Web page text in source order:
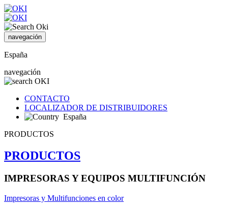
navegación
España
navegación
CONTACTO
LOCALIZADOR DE DISTRIBUIDORES
España
PRODUCTOS
PRODUCTOS
IMPRESORAS Y EQUIPOS MULTIFUNCIÓN
Impresoras y Multifunciones en color